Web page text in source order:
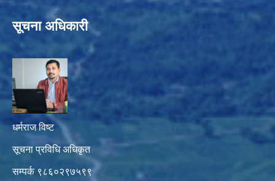
सूचना अधिकारी
धर्मराज विष्ट
सूचना प्रविधि अधिकृत
सम्पर्क ९८६०२९७५९९